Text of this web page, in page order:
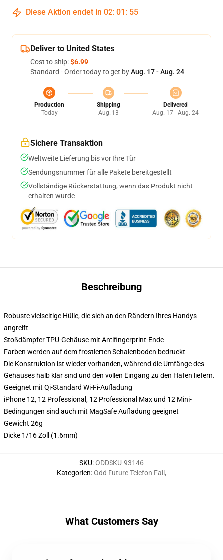
Diese Aktion endet in 02: 01 : 54
Deliver to United States
Cost to ship:$6.99
Standard - Order today to get byAug. 17 - Aug. 24
Production
Today
Shipping
Aug. 13
Delivered
Aug. 17 - Aug. 24
Sichere Transaktion
Weltweite Lieferung bis vor Ihre Tür
Sendungsnummer für alle Pakete bereitgestellt
Vollständige Rückerstattung, wenn das Produkt nicht
erhalten wurde
Beschreibung
Robuste vielseitige Hülle, die sich an den Rändern Ihres Handys
angreift
Stoßdämpfer TPU-Gehäuse mit Antifingerprint-Ende
Farben werden auf dem frostierten Schalenboden bedruckt
Die Konstruktion ist wieder vorhanden, während die Umfänge des
Gehäuses halb klar sind und den vollen Eingang zu den Häfen liefern.
Geeignet mit Qi-Standard Wi-Fi-Aufladung
iPhone 12, 12 Professional, 12 Professional Max und 12 Mini-
Bedingungen sind auch mit MagSafe Aufladung geeignet
Gewicht 26g
Dicke 1/16 Zoll (1.6mm)
SKU:ODDSKU-93146
Kategorien:Odd Future Telefon Fall ,
What Customers Say